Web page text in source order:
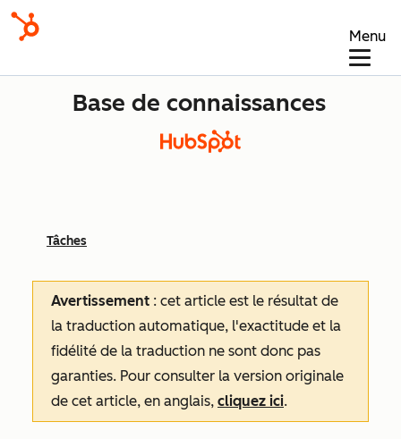
Menu
Base de connaissances
Tâches
Avertissement : cet article est le résultat de
la traduction automatique, l'exactitude et la
fidélité de la traduction ne sont donc pas
garanties. Pour consulter la version originale
de cet article, en anglais, cliquez ici.